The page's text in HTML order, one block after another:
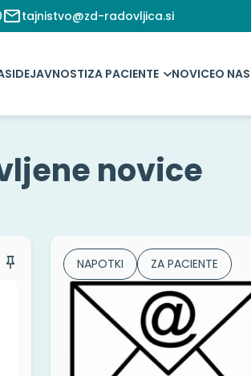
tajnistvo@zd-radovljica.si
DEJAVNOSTIZA PACIENTE NOVICEO NAS
novice
NAPOTKI ZA PACIENTE